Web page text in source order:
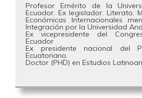
Profesor Emérito de la
Ecuador. Ex legislador. Literato.
Económicas Internacionales
Integración por la Universidad
Ex vicepresidente del
Ecuador
Ex presidente nacional del
Ecuatoriano.
Doctor (PHD) en Estudios